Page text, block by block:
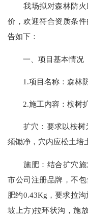
我场拟对森林防火
价，欢迎符合资质条
告如下：
一、项目基本情况
1.项目名称：森林防
2.施工内容：桉树扩
扩穴：要求以桉树
须锄净，穴内应松土培
施肥：结合扩穴施
市公司注册品牌，不
肥约0.43Kg，要求拉
坡上方)拉环状沟，施